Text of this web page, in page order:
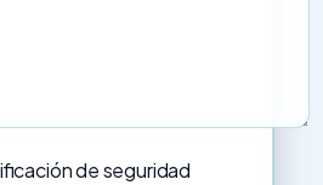
de seguridad